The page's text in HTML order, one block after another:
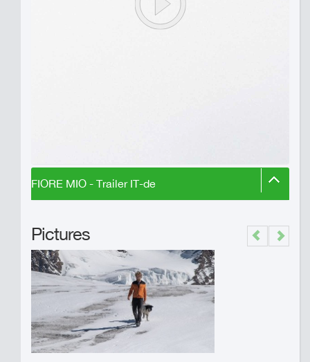
FIORE MIO - Trailer IT-de
Pictures Previous
Next